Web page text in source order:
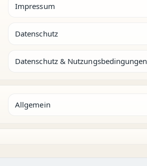
Impressum
Datenschutz
Datenschutz & Nutzungsbedingungen
Allgemein